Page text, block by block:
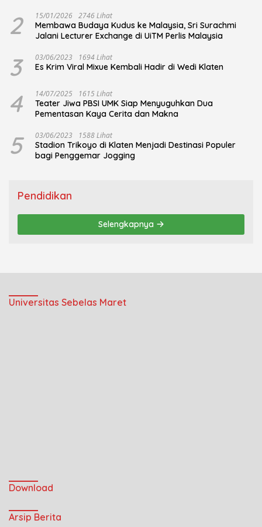
2 15/01/2026 2746 Lihat
Membawa Budaya Kudus ke Malaysia, Sri Surachmi
Jalani Lecturer Exchange di UiTM Perlis Malaysia
3 03/06/2023 1694 Lihat
Es Krim Viral Mixue Kembali Hadir di Wedi Klaten
4 14/07/2025 1615 Lihat
Teater Jiwa PBSI UMK Siap Menyuguhkan Dua
Pementasan Kaya Cerita dan Makna
5 03/06/2023 1588 Lihat
Stadion Trikoyo di Klaten Menjadi Destinasi Populer
bagi Penggemar Jogging
Pendidikan
Selengkapnya
Universitas Sebelas Maret
Download
Arsip Berita